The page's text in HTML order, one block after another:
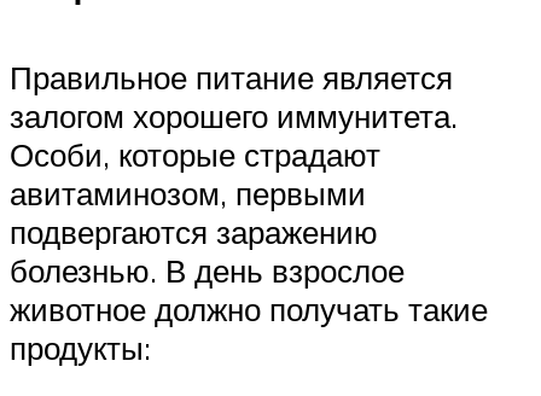
Правильное питание является
залогом хорошего иммунитета.
Особи, которые страдают
авитаминозом, первыми
подвергаются заражению
болезнью. В день взрослое
животное должно получать такие
продукты: